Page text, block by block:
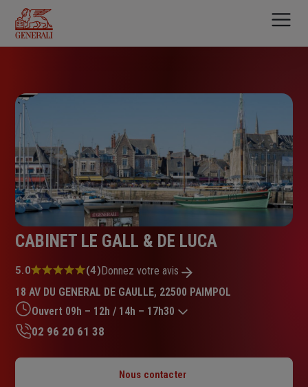
contenu
principal
CABINET LE GALL & DE LUCA
Note
5.0
sur
5
étoiles
5.0 (4)Donnez votre avis
18 AV DU GENERAL DE GAULLE, 22500 PAIMPOL
Ouvert 09h – 12h / 14h – 17h30
Mardi : 09h – 12h / 14h – 17h30
02 96 20 61 38
Nous contacter